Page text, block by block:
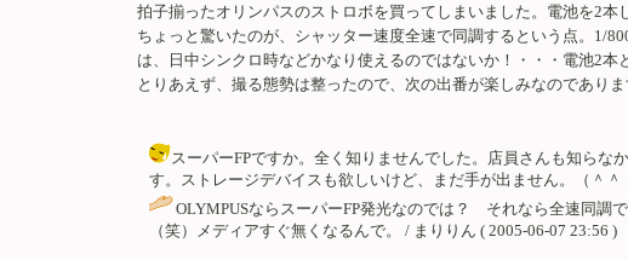
拍子揃ったオリンパスのストロボを買ってしまいました。電池を2
ちょっと驚いたのが、シャッター速度全速で同調するという点。1/
は、日中シンクロ時などかなり使えるのではないか！・・・電池2本
とりあえず、撮る態勢は整ったので、次の出番が楽しみなのでありま
スーパーFPですか。全く知りませんでした。店員さんも知ら
す。ストレージデバイスも欲しいけど、まだ手が出ません。（＾＾
OLYMPUSならスーパーFP発光なのでは？ それなら全速同調
（笑）メディアすぐ無くなるんで。 / まりりん ( 2005-06-07 23:56 )